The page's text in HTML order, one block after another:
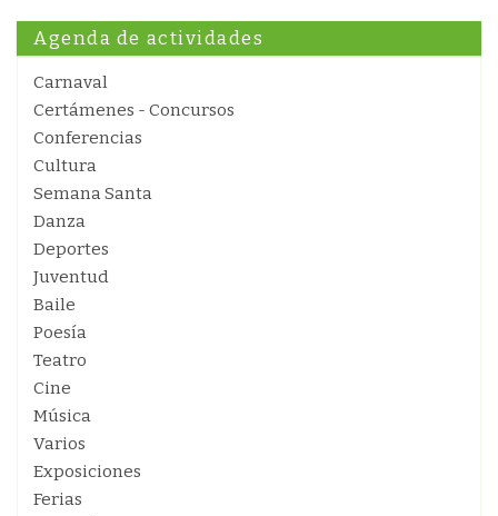
Agenda de actividades
Carnaval
Certámenes - Concursos
Conferencias
Cultura
Semana Santa
Danza
Deportes
Juventud
Baile
Poesía
Teatro
Cine
Música
Varios
Exposiciones
Ferias